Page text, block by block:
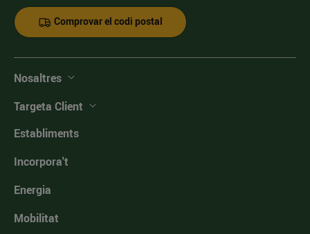
Comprovar el codi postal
Nosaltres
Targeta Client
Establiments
Incorpora't
Energia
Mobilitat